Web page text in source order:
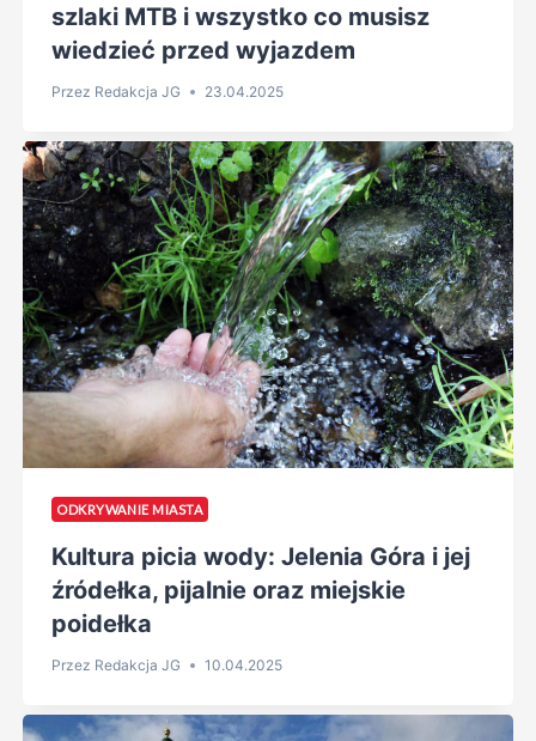
szlaki MTB i wszystko co musisz
wiedzieć przed wyjazdem
Przez Redakcja JG 23.04.2025
ODKRYWANIE MIASTA
Kultura picia wody: Jelenia Góra i jej
źródełka, pijalnie oraz miejskie
poidełka
Przez Redakcja JG 10.04.2025